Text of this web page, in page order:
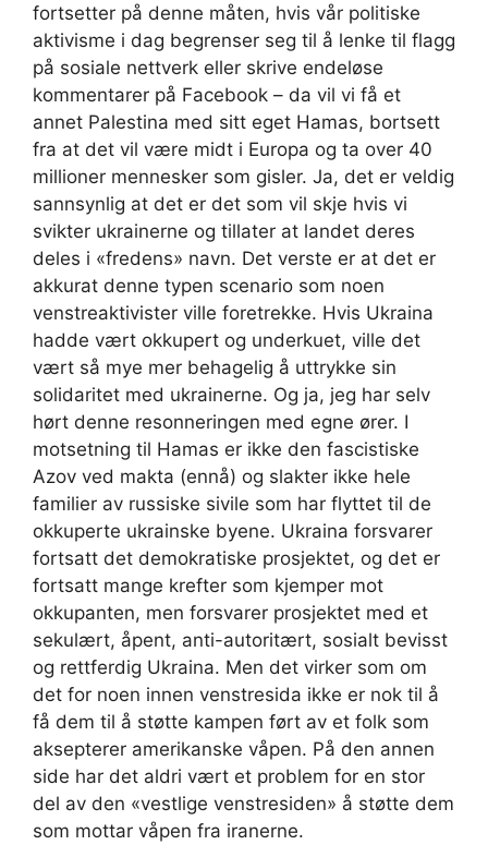
fortsetter på denne måten, hvis vår politiske
aktivisme i dag begrenser seg til å lenke til flagg
på sosiale nettverk eller skrive endeløse
kommentarer på Facebook – da vil vi få et
annet Palestina med sitt eget Hamas, bortsett
fra at det vil være midt i Europa og ta over 40
millioner mennesker som gisler. Ja, det er veldig
sannsynlig at det er det som vil skje hvis vi
svikter ukrainerne og tillater at landet deres
deles i «fredens» navn. Det verste er at det er
akkurat denne typen scenario som noen
venstreaktivister ville foretrekke. Hvis Ukraina
hadde vært okkupert og underkuet, ville det
vært så mye mer behagelig å uttrykke sin
solidaritet med ukrainerne. Og ja, jeg har selv
hørt denne resonneringen med egne ører. I
motsetning til Hamas er ikke den fascistiske
Azov ved makta (ennå) og slakter ikke hele
familier av russiske sivile som har flyttet til de
okkuperte ukrainske byene. Ukraina forsvarer
fortsatt det demokratiske prosjektet, og det er
fortsatt mange krefter som kjemper mot
okkupanten, men forsvarer prosjektet med et
sekulært, åpent, anti-autoritært, sosialt bevisst
og rettferdig Ukraina. Men det virker som om
det for noen innen venstresida ikke er nok til å
få dem til å støtte kampen ført av et folk som
aksepterer amerikanske våpen. På den annen
side har det aldri vært et problem for en stor
del av den «vestlige venstresiden» å støtte dem
som mottar våpen fra iranerne.